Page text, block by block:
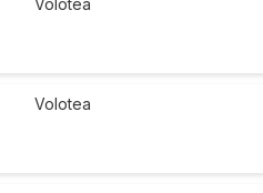
Volotea
Volotea